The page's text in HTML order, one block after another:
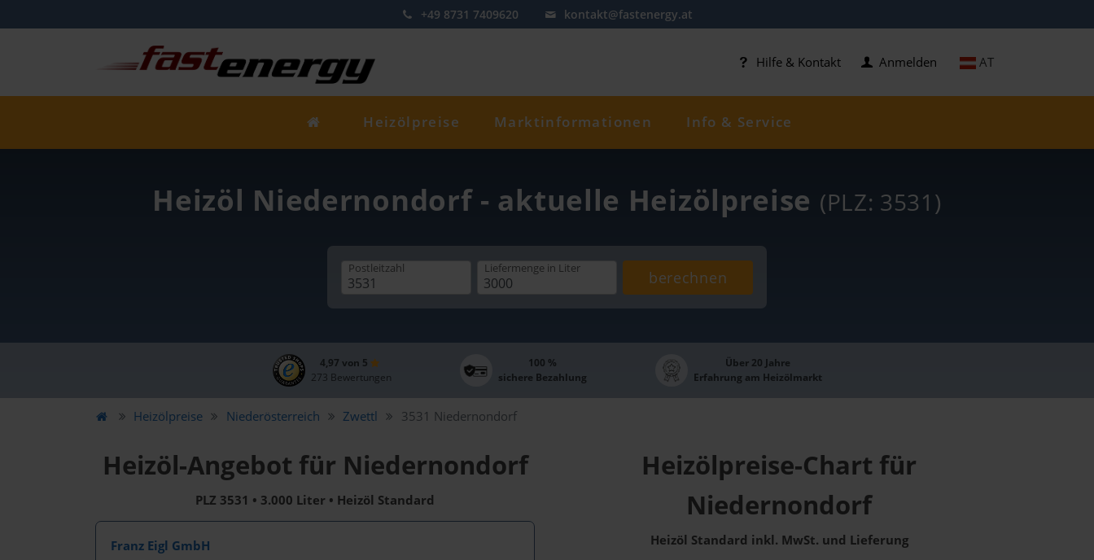
+49 8731 7409620 kontakt@fastenergy.at
AT
Hilfe & Kontakt Anmelden
Heizölpreise Marktinformationen Info & Service
Heizöl Niedernondorf - aktuelle Heizölpreise (PLZ: 3531)
Postleitzahl Liefermenge in Liter berechnen
4,97 von 5
273 Bewertungen
100 %
sichere Bezahlung
Über 20 Jahre
Erfahrung am Heizölmarkt
Heizölpreise Niederösterreich Zwettl 3531 Niedernondorf
Heizöl-Angebot für Niedernondorf
PLZ 3531 • 3.000 Liter • Heizöl Standard
Franz Eigl GmbH
Heizölpreise-Chart für
Niedernondorf
Heizöl Standard inkl. MwSt. und Lieferung